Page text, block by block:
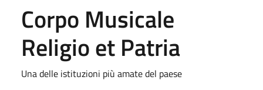
Corpo Musicale
Religio et Patria
Una delle istituzioni più amate del paese